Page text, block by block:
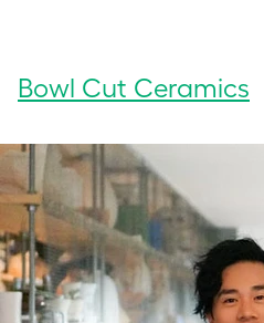
Bowl Cut Ceramics